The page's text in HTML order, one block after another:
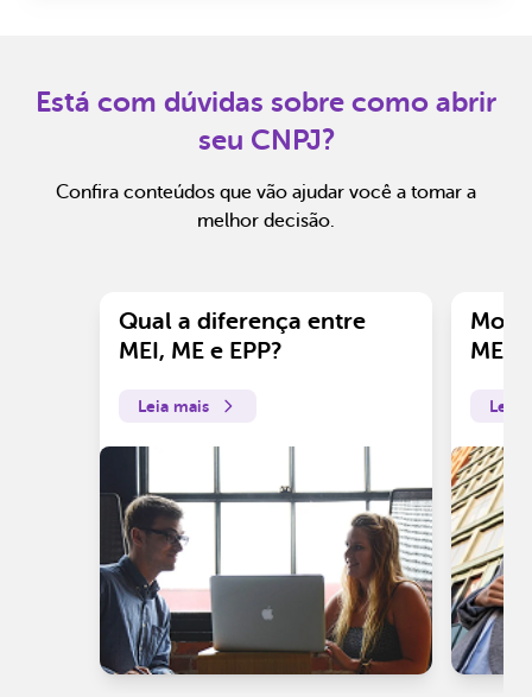
Está com dúvidas sobre como abrir
seu CNPJ?
Confira conteúdos que vão ajudar você a tomar a
melhor decisão.
Qual a diferença entre
MEI, ME e EPP?
Leia mais
ME?
Leia